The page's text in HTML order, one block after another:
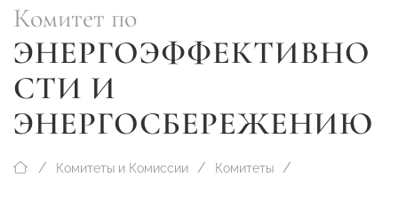
Комитет по
ЭНЕРГОЭФФЕКТИВНО
СТИ И
ЭНЕРГОСБЕРЕЖЕНИЮ
Комитеты и Комиссии Комитеты